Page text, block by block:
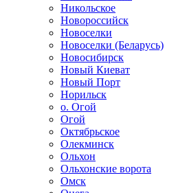
Никольское
Новороссийск
Новоселки
Новоселки (Беларусь)
Новосибирск
Новый Киеват
Новый Порт
Норильск
о. Огой
Огой
Октябрьское
Олекминск
Ольхон
Ольхонские ворота
Омск